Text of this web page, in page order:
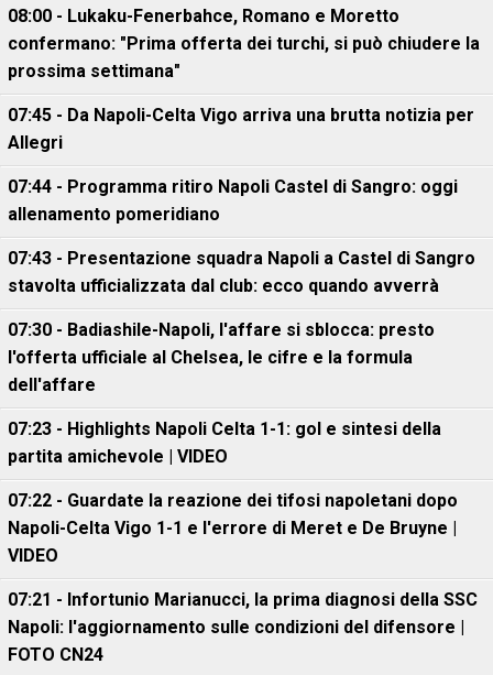
08:00 - Lukaku-Fenerbahce, Romano e Moretto
confermano: "Prima offerta dei turchi, si può chiudere la
prossima settimana"
07:45 - Da Napoli-Celta Vigo arriva una brutta notizia per
Allegri
07:44 - Programma ritiro Napoli Castel di Sangro: oggi
allenamento pomeridiano
07:43 - Presentazione squadra Napoli a Castel di Sangro
stavolta ufficializzata dal club: ecco quando avverrà
07:30 - Badiashile-Napoli, l'affare si sblocca: presto
l'offerta ufficiale al Chelsea, le cifre e la formula
dell'affare
07:23 - Highlights Napoli Celta 1-1: gol e sintesi della
partita amichevole | VIDEO
07:22 - Guardate la reazione dei tifosi napoletani dopo
Napoli-Celta Vigo 1-1 e l'errore di Meret e De Bruyne |
VIDEO
07:21 - Infortunio Marianucci, la prima diagnosi della SSC
Napoli: l'aggiornamento sulle condizioni del difensore |
FOTO CN24